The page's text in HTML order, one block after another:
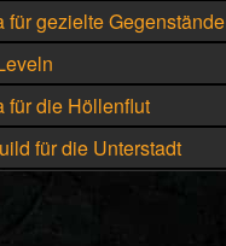
für gezielte Gegenstände
für die Höllenflut
für die Unterstadt